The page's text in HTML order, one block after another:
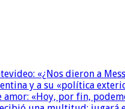
«¿Nos dieron a
y a su «política
«Hoy, por fin,